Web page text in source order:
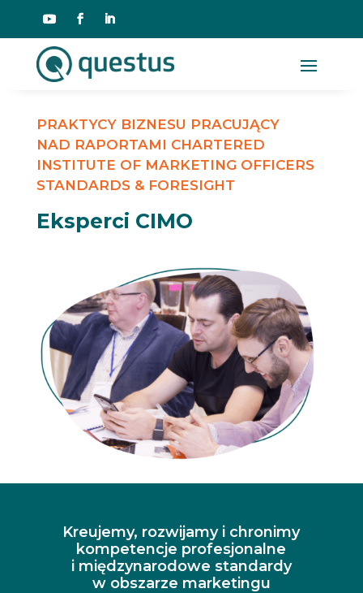
PRAKTYCY BIZNESU PRACUJĄCY
NAD RAPORTAMI CHARTERED
INSTITUTE OF MARKETING OFFICERS
STANDARDS & FORESIGHT
Eksperci CIMO
Kreujemy, rozwijamy i chronimy
kompetencje profesjonalne
i międzynarodowe standardy
w obszarze marketingu